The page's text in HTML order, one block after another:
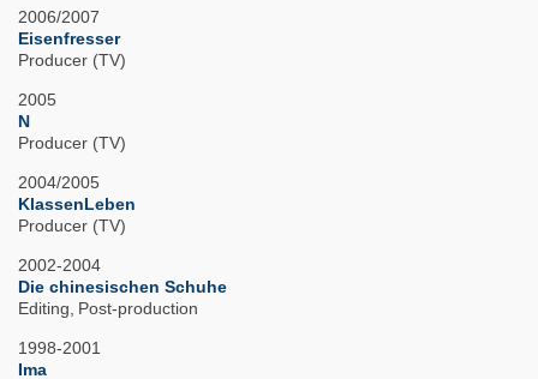
2006/2007
Eisenfresser
Producer (TV)
2005
N
Producer (TV)
2004/2005
KlassenLeben
Producer (TV)
2002-2004
Die chinesischen Schuhe
Editing Post-production
1998-2001
Ima